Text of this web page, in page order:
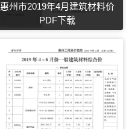
惠州市2019年4月建筑材料价
PDF下载